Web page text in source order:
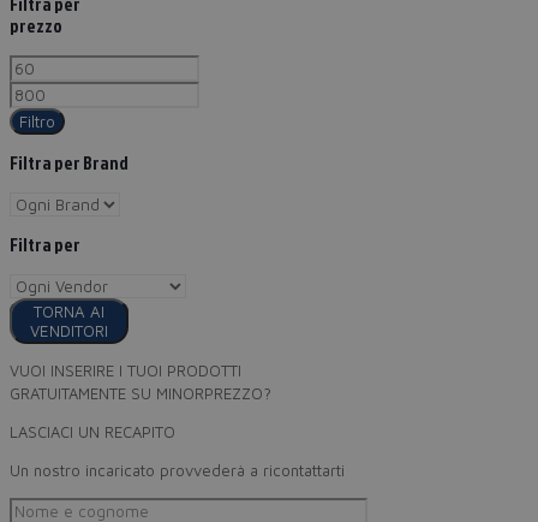
prezzo
Filtro
Filtra per Brand
Filtra per
TORNA AI
VENDITORI
VUOI INSERIRE I TUOI PRODOTTI
GRATUITAMENTE SU MINORPREZZO?
LASCIACI UN RECAPITO
Un nostro incaricato provvederà a ricontattarti